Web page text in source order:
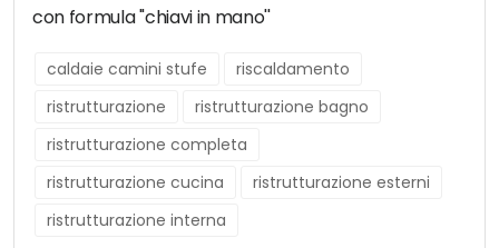
con formula ''chiavi in mano''
caldaie camini stufe
riscaldamento
ristrutturazione
ristrutturazione bagno
ristrutturazione completa
ristrutturazione cucina
ristrutturazione esterni
ristrutturazione interna